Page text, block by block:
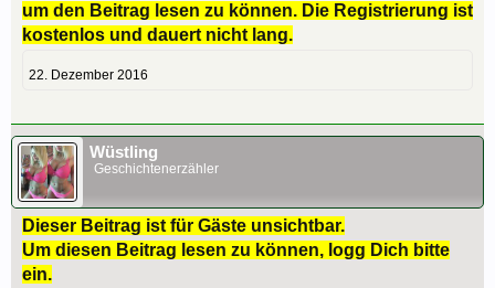
um den Beitrag lesen zu können. Die Registrierung ist
kostenlos und dauert nicht lang.
22. Dezember 2016
Wüstling
Geschichtenerzähler
Dieser Beitrag ist für Gäste unsichtbar.
Um diesen Beitrag lesen zu können, logg Dich bitte
ein.